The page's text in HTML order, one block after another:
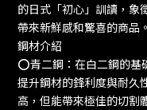
的日式「初心」訓讀，象
帶來新鮮感和驚喜的商品。
鋼材介紹
⭕️青二鋼：在白二鋼的基
提升鋼材的鋒利度與耐久
高，但能帶來極佳的切割